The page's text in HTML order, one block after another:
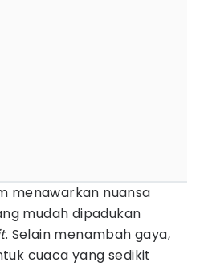
menawarkan nuansa
mudah dipadukan
. Selain menambah gaya,
cuaca yang sedikit